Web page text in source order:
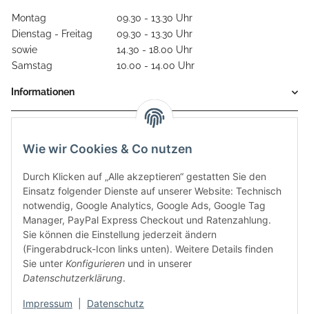
Wie wir Cookies & Co nutzen
Durch Klicken auf „Alle akzeptieren“ gestatten Sie den
Einsatz folgender Dienste auf unserer Website: Technisch
notwendig, Google Analytics, Google Ads, Google Tag
Manager, PayPal Express Checkout und Ratenzahlung.
Sie können die Einstellung jederzeit ändern
(Fingerabdruck-Icon links unten). Weitere Details finden
Sie unter Konfigurieren und in unserer
Datenschutzerklärung.
Impressum Datenschutz
Montag
09.30 - 13.30 Uhr
Dienstag - Freitag
09.30 - 13.30 Uhr
sowie
14.30 - 18.00 Uhr
Samstag
10.00 - 14.00 Uhr
Informationen
Diese Seite wurde zuletzt am 08.07.2026 aktualisiert.